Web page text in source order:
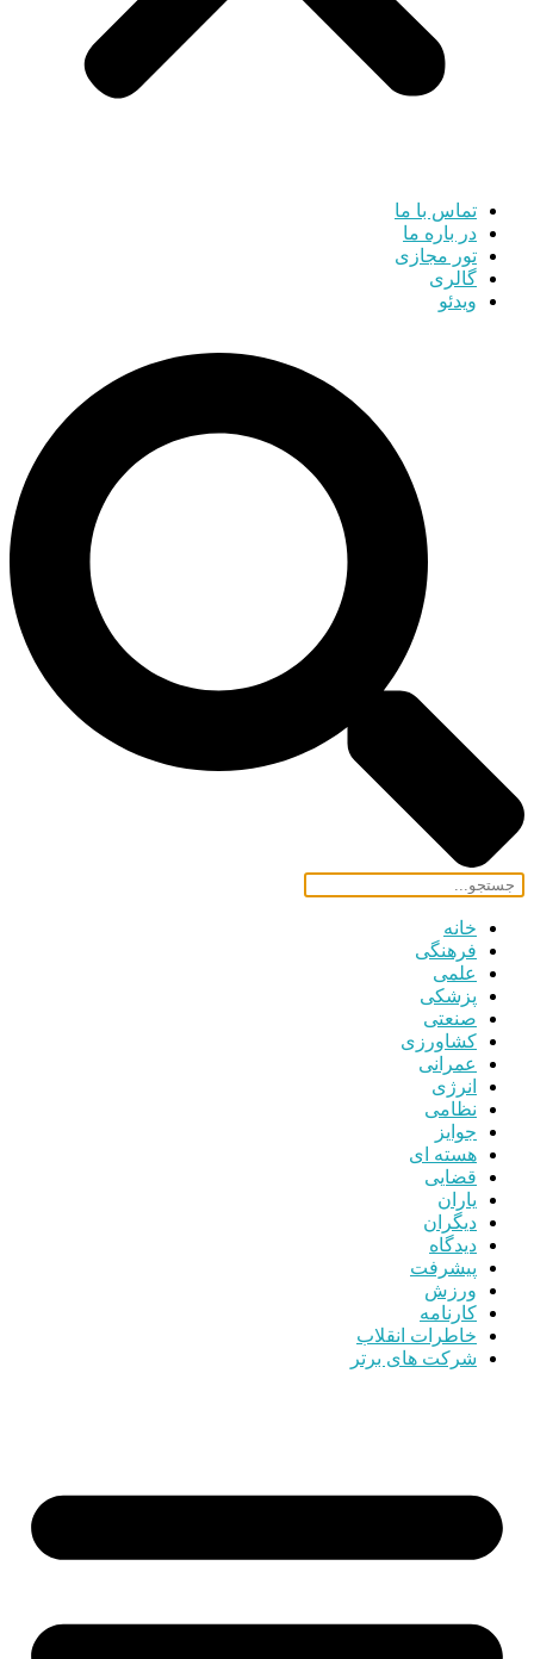
تماس با ما
در باره ما
تور مجازی
گالری
ویدئو
خانه
فرهنگی
علمی
پزشکی
صنعتی
کشاورزی
عمرانی
انرژی
نظامی
جوایز
هسته ای
قضایی
یاران
دیگران
دیدگاه
پیشرفت
ورزش
کارنامه
خاطرات انقلاب
شرکت های برتر